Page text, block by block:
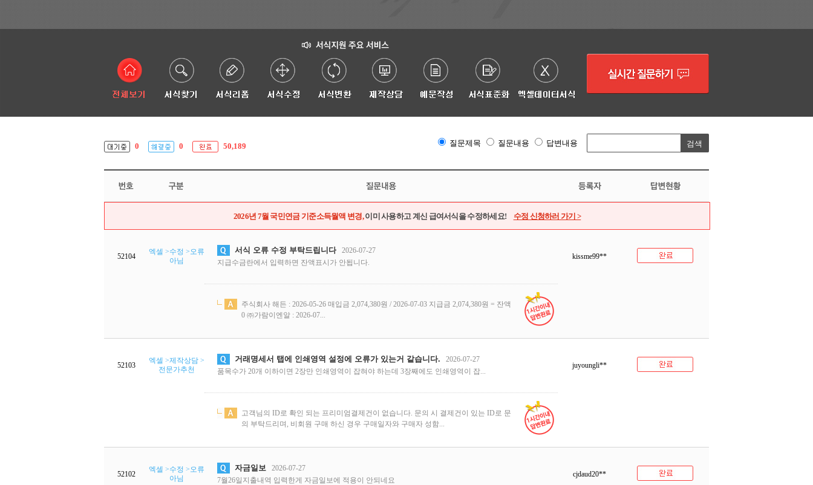
0 0 50,189 질문제목 질문내용 답변내용
2026년 7월 국민연금 기준소득월액 변경,이미 사용하고 계신 급여서식을 수정하세요! 수정 신청하러 가기 >
52104
엑셀 >수정 >오류
아님
서식 오류 수정 부탁드립니다 2026-07-27
지급수금란에서 입력하면 잔액표시가 안됩니다.
kissme99**
주식회사 해든 : 2026-05-26 매입금 2,074,380원 / 2026-07-03 지급금 2,074,380원 = 잔액
0 ㈜가람이엔알 : 2026-07...
52103
엑셀 >제작상담 >
전문가추천
거래명세서 탭에 인쇄영역 설정에 오류가 있는거 같습니다. 2026-07-27
품목수가 20개 이하이면 2장만 인쇄영역이 잡혀야 하는데 3장째에도 인쇄영역이 잡...
juyoungli**
고객님의 ID로 확인 되는 프리미엄결제건이 없습니다. 문의 시 결제건이 있는 ID로 문
의 부탁드리며, 비회원 구매 하신 경우 구매일자와 구매자 성함...
52102
엑셀 >수정 >오류
아님
자금일보 2026-07-27
7월26일지출내역 입력한게 자금일보에 적용이 안되네요
cjdaud20**